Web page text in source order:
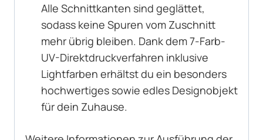
Alle Schnittkanten sind geglättet,
sodass keine Spuren vom Zuschnitt
mehr übrig bleiben. Dank dem 7-Farb-
UV-Direktdruckverfahren inklusive
Lightfarben erhältst du ein besonders
hochwertiges sowie edles Designobjekt
für dein Zuhause.